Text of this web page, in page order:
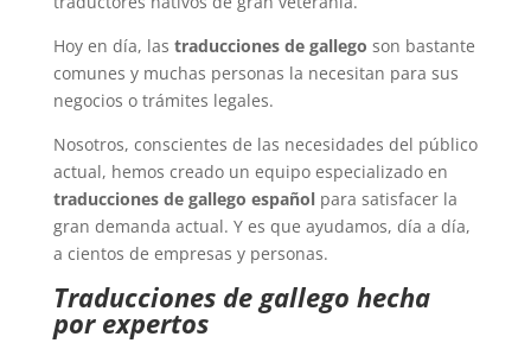
Hoy en día, las traducciones de gallego son bastante
comunes y muchas personas la necesitan para sus
negocios o trámites legales.
Nosotros, conscientes de las necesidades del público
actual, hemos creado un equipo especializado en
traducciones de gallego español para satisfacer la
gran demanda actual. Y es que ayudamos, día a día,
a cientos de empresas y personas.
Traducciones de gallego hecha
por expertos